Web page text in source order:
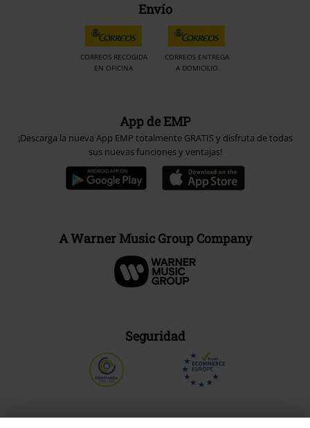
Envío
CORREOS RECOGIDA
EN OFICINA
CORREOS ENTREGA
A DOMICILIO
App de EMP
¡Descarga la nueva App EMP totalmente GRATIS y disfruta de todas
sus nuevas funciones y ventajas!
A Warner Music Group Company
Seguridad